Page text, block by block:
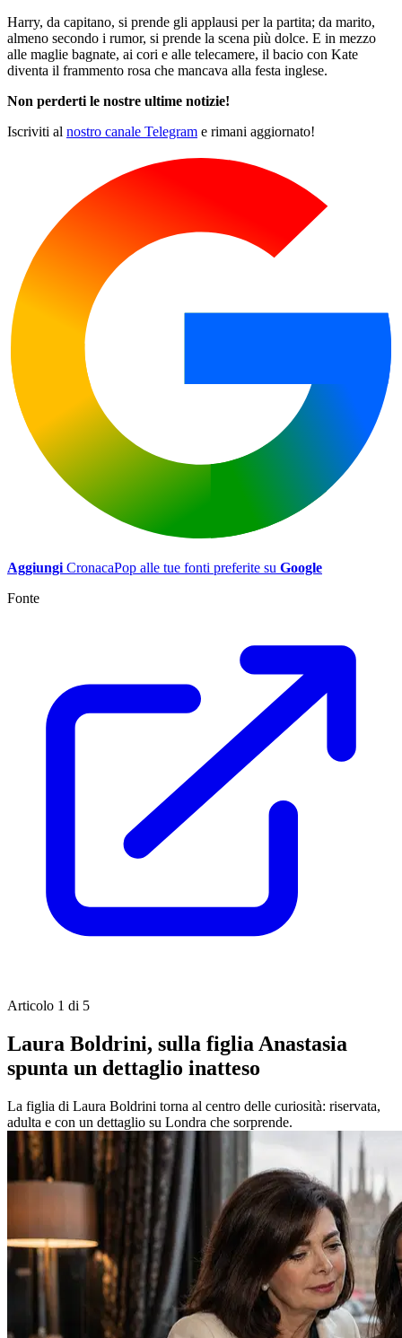
Harry, da capitano, si prende gli applausi per la partita; da marito,
almeno secondo i rumor, si prende la scena più dolce. E in mezzo
alle maglie bagnate, ai cori e alle telecamere, il bacio con Kate
diventa il frammento rosa che mancava alla festa inglese.
Non perderti le nostre ultime notizie!
Iscriviti al nostro canale Telegram e rimani aggiornato!
Aggiungi CronacaPop alle tue fonti preferite su Google
Fonte
Articolo 1 di 5
Laura Boldrini, sulla figlia Anastasia
spunta un dettaglio inatteso
La figlia di Laura Boldrini torna al centro delle curiosità: riservata,
adulta e con un dettaglio su Londra che sorprende.